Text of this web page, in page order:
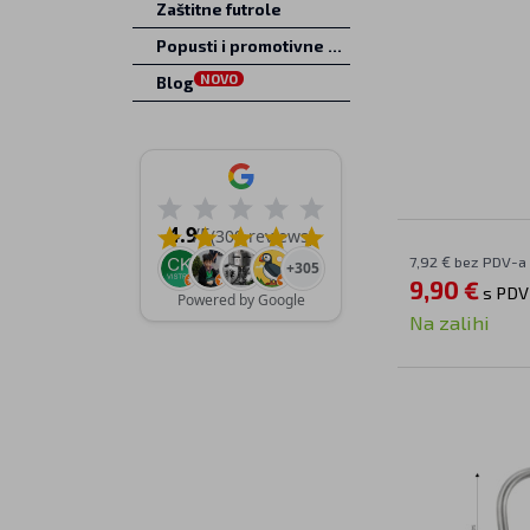
7,92 € bez PDV-a
9,90 € s
Na zalihi
Zaštitne futrole
Popusti i promotivne ponude
Blog NOVO
4.9/5(309 reviews)
+305
Powered by Google